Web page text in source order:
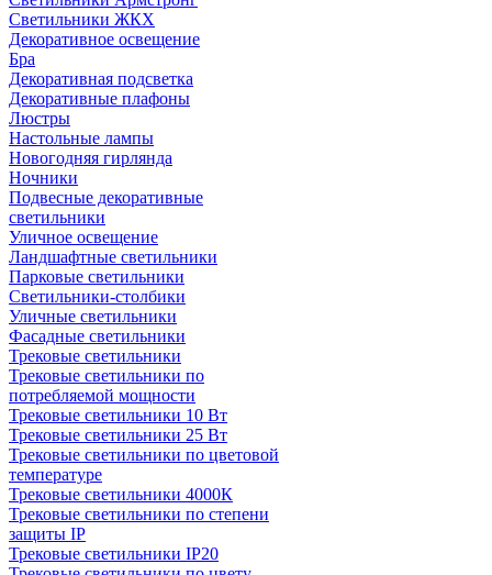
Светильники ЖКХ
Декоративное освещение
Бра
Декоративная подсветка
Декоративные плафоны
Люстры
Настольные лампы
Новогодняя гирлянда
Ночники
Подвесные декоративные
светильники
Уличное освещение
Ландшафтные светильники
Парковые светильники
Светильники-столбики
Уличные светильники
Фасадные светильники
Трековые светильники
Трековые светильники по
потребляемой мощности
Трековые светильники 10 Вт
Трековые светильники 25 Вт
Трековые светильники по цветовой
температуре
Трековые светильники 4000К
Трековые светильники по степени
защиты IP
Трековые светильники IP20